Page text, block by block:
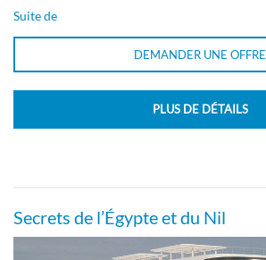
Suite de
DEMANDER UNE OFFRE
PLUS DE DÉTAILS
Secrets de l’Égypte et du Nil